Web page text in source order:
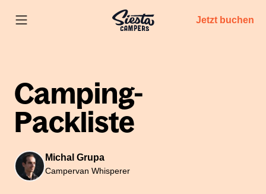
Jetzt buchen
Camping-
Packliste
Michal Grupa
Campervan Whisperer